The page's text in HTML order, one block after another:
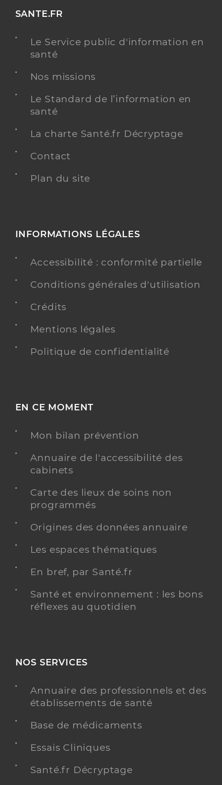
SANTE.FR
Le Service public d'information en
santé
Nos missions
Le Standard de l’information en
santé
La charte Santé.fr Décryptage
Contact
Plan du site
INFORMATIONS LÉGALES
Accessibilité : conformité partielle
Conditions générales d'utilisation
Crédits
Mentions légales
Politique de confidentialité
EN CE MOMENT
Mon bilan prévention
Annuaire de l'accessibilité des
cabinets
Carte des lieux de soins non
programmés
Origines des données annuaire
Les espaces thématiques
En bref, par Santé.fr
Santé et environnement : les bons
réflexes au quotidien
NOS SERVICES
Annuaire des professionnels et des
établissements de santé
Base de médicaments
Essais Cliniques
Santé.fr Décryptage